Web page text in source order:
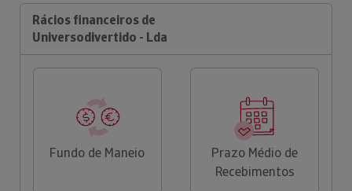
Rácios financeiros de
Universodivertido - Lda
Fundo de Maneio
Prazo Médio de
Recebimentos